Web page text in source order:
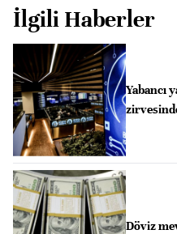
İlgili Haberler
Yabancı
Döviz